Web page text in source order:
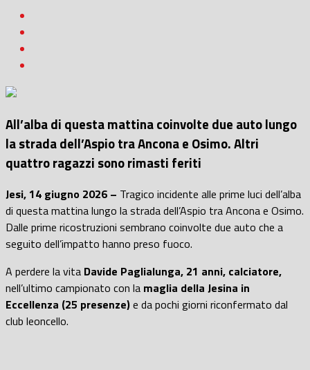
All’alba di questa mattina coinvolte due auto lungo
la strada dell’Aspio tra Ancona e Osimo. Altri
quattro ragazzi sono rimasti feriti
Jesi, 14 giugno 2026 – Tragico incidente alle prime luci dell’alba
di questa mattina lungo la strada dell’Aspio tra Ancona e Osimo.
Dalle prime ricostruzioni sembrano coinvolte due auto che a
seguito dell’impatto hanno preso fuoco.
A perdere la vita Davide Paglialunga, 21 anni, calciatore,
nell’ultimo campionato con la maglia della Jesina in
Eccellenza (25 presenze)e da pochi giorni riconfermato dal
club leoncello.